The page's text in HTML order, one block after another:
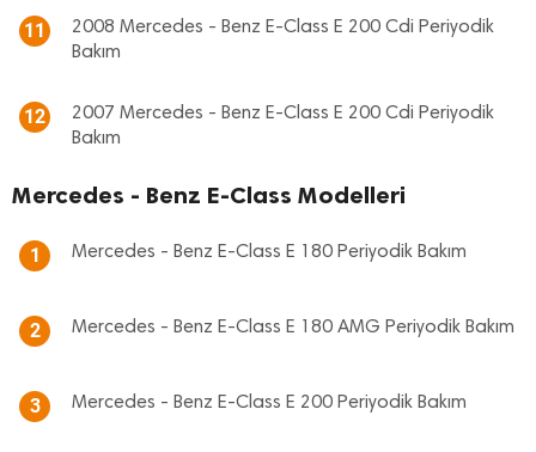
11
2008 Mercedes - Benz E-Class E 200 Cdi Periyodik
Bakım
12
2007 Mercedes - Benz E-Class E 200 Cdi Periyodik
Bakım
Mercedes - Benz E-Class Modelleri
1 Mercedes - Benz E-Class E 180 Periyodik Bakım
2 Mercedes - Benz E-Class E 180 AMG Periyodik Bakım
3 Mercedes - Benz E-Class E 200 Periyodik Bakım